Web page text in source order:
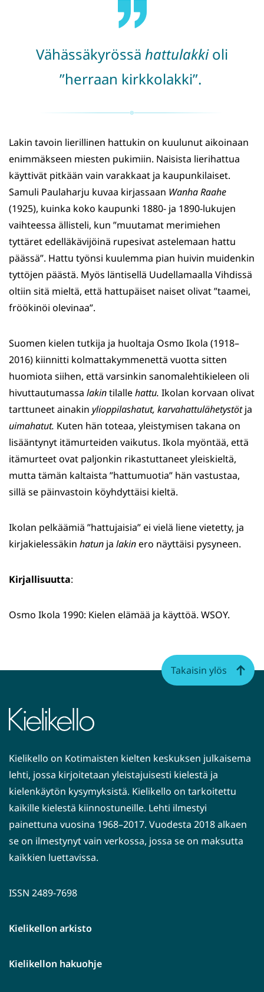
Vähässäkyrössä hattulakkioli
”herraan kirkkolakki”.
Lakin tavoin lierillinen hattukin on kuulunut aikoinaan
enimmäkseen miesten pukimiin. Naisista lierihattua
käyttivät pitkään vain varakkaat ja kaupunkilaiset.
Samuli Paulaharju kuvaa kirjassaan Wanha Raahe
(1925), kuinka koko kaupunki 1880- ja 1890-lukujen
vaihteessa ällisteli, kun ”muutamat merimiehen
tyttäret edelläkävijöinä rupesivat astelemaan hattu
päässä”. Hattu työnsi kuulemma pian huivin muidenkin
tyttöjen päästä. Myös läntisellä Uudellamaalla Vihdissä
oltiin sitä mieltä, että hattupäiset naiset olivat ”taamei,
fröökinöi olevinaa”.
Suomen kielen tutkija ja huoltaja Osmo Ikola (1918–
2016) kiinnitti kolmattakymmenettä vuotta sitten
huomiota siihen, että varsinkin sanomalehtikieleen oli
hivuttautumassa lakintilallehattu. Ikolan korvaan olivat
tarttuneet ainakin ylioppilashatut, karvahattulähetystötja
uimahatut. Kuten hän toteaa, yleistymisen takana on
lisääntynyt itämurteiden vaikutus. Ikola myöntää, että
itämurteet ovat paljonkin rikastuttaneet yleiskieltä,
mutta tämän kaltaista ”hattumuotia” hän vastustaa,
sillä se päinvastoin köyhdyttäisi kieltä.
Ikolan pelkäämiä ”hattujaisia” ei vielä liene vietetty, ja
kirjakielessäkin hatun ja lakinero näyttäisi pysyneen.
Kirjallisuutta:
Osmo Ikola 1990: Kielen elämää ja käyttöä. WSOY.
Kielikello on Kotimaisten kielten keskuksen julkaisema
lehti, jossa kirjoitetaan yleistajuisesti kielestä ja
kielenkäytön kysymyksistä. Kielikello on tarkoitettu
kaikille kielestä kiinnostuneille. Lehti ilmestyi
painettuna vuosina 1968–2017. Vuodesta 2018 alkaen
se on ilmestynyt vain verkossa, jossa se on maksutta
kaikkien luettavissa.
ISSN 2489-7698
Kielikellon arkisto
Kielikellon hakuohje
Takaisin ylös